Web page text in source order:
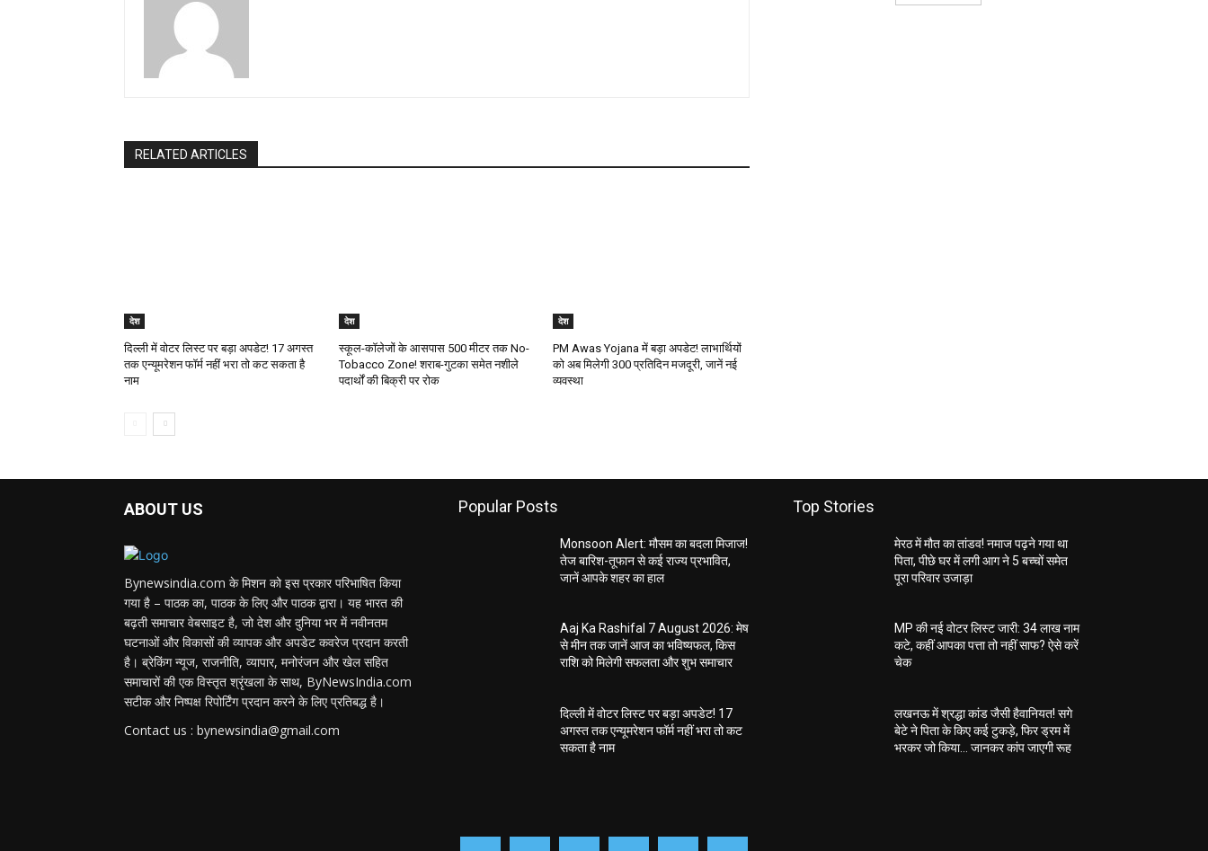
RELATED ARTICLES
देश
दिल्ली में वोटर लिस्ट पर बड़ा अपडेट! 17 अगस्त
तक एन्यूमरेशन फॉर्म नहीं भरा तो कट सकता है
नाम
देश
स्कूल-कॉलेजों के आसपास 500 मीटर तक No-
Tobacco Zone! शराब-गुटका समेत नशीले
पदार्थों की बिक्री पर रोक
देश
PM Awas Yojana में बड़ा अपडेट! लाभार्थियों
को अब मिलेगी ₹300 प्रतिदिन मजदूरी, जानें नई
व्यवस्था
ABOUT US
Bynewsindia.com के मिशन को इस प्रकार परिभाषित किया
गया है – पाठक का, पाठक के लिए और पाठक द्वारा। यह भारत की
बढ़ती समाचार वेबसाइट है, जो देश और दुनिया भर में नवीनतम
घटनाओं और विकासों की व्यापक और अपडेट कवरेज प्रदान करती
है। ब्रेकिंग न्यूज, राजनीति, व्यापार, मनोरंजन और खेल सहित
समाचारों की एक विस्तृत श्रृंखला के साथ, ByNewsIndia.com
सटीक और निष्पक्ष रिपोर्टिंग प्रदान करने के लिए प्रतिबद्ध है।
Contact us : bynewsindia@gmail.com
Popular Posts
Monsoon Alert: मौसम का बदला मिजाज!
तेज बारिश-तूफान से कई राज्य प्रभावित,
जानें आपके शहर का हाल
Aaj Ka Rashifal 7 August 2026: मेष
से मीन तक जानें आज का भविष्यफल, किस
राशि को मिलेगी सफलता और शुभ समाचार
दिल्ली में वोटर लिस्ट पर बड़ा अपडेट! 17
अगस्त तक एन्यूमरेशन फॉर्म नहीं भरा तो कट
सकता है नाम
Top Stories
मेरठ में मौत का तांडव! नमाज पढ़ने गया था
पिता, पीछे घर में लगी आग ने 5 बच्चों समेत
पूरा परिवार उजाड़ा
MP की नई वोटर लिस्ट जारी: 34 लाख नाम
कटे, कहीं आपका पत्ता तो नहीं साफ? ऐसे करें
चेक
लखनऊ में श्रद्धा कांड जैसी हैवानियत! सगे
बेटे ने पिता के किए कई टुकड़े, फिर ड्रम में
भरकर जो किया… जानकर कांप जाएगी रूह